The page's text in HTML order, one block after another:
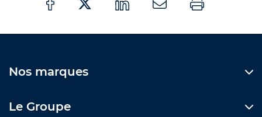
Nos marques
Le Groupe